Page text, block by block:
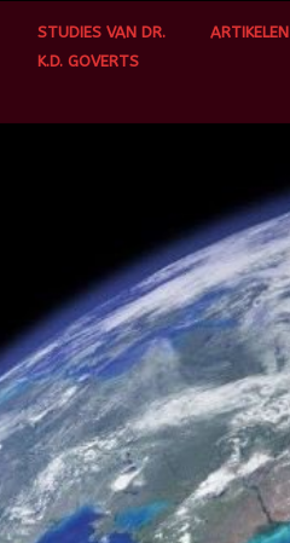
STUDIES VAN DR.
K.D. GOVERTS
ARTIKELEN